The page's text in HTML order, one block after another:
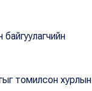
байгуулагчийн
томилсон хурлын